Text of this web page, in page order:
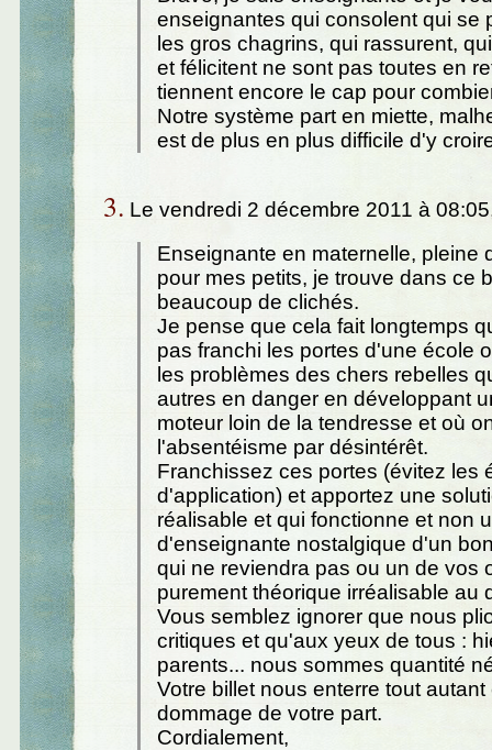
enseignantes qui consolent qui se
les gros chagrins, qui rassurent,
et félicitent ne sont pas toutes en
tiennent encore le cap pour
Notre système part en miette,
est de plus en plus difficile d'y
3. Le vendredi 2 décembre 2011 à
Enseignante en maternelle, pleine
pour mes petits, je trouve dans ce
beaucoup de clichés.
Je pense que cela fait longtemps
pas franchi les portes d'une école
les problèmes des chers rebelles
autres en danger en développant
moteur loin de la tendresse et où
l'absentéisme par désintérêt.
Franchissez ces portes (évitez les
d'application) et apportez une
réalisable et qui fonctionne et non
d'enseignante nostalgique d'un
qui ne reviendra pas ou un de vos
purement théorique irréalisable au
Vous semblez ignorer que nous
critiques et qu'aux yeux de tous :
parents... nous sommes quantité
Votre billet nous enterre tout
dommage de votre part.
Cordialement,